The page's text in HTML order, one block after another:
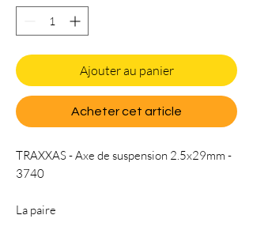
Ajouter au panier
Acheter cet article
TRAXXAS - Axe de suspension 2.5x29mm -
3740
La paire